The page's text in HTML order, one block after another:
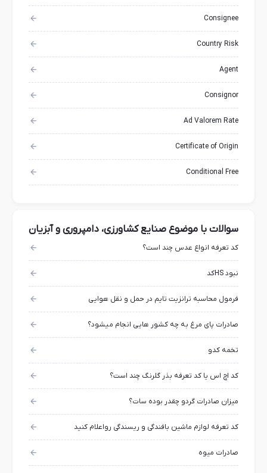
Consignee
Country Risk
Agent
Consignor
Ad Valorem Rate
Certificate of Origin
Conditional Free
سوالات با موضوع صنایع کشاورزی، دامپروری و آبزیان
کد تعرفه انواع عدس چند است؟
نبود HSکد
فرمول محاسبه ترانزیت تایم در حمل و نقل هوایی
صادرات پای مرغ به چه کشور هایی انجام میشود؟
تخمه کدو
کد اچ اس یا کد تعرفه بذر گلرنگ چند است؟
میزان صادرات گردو چقدر بوده سات؟
کد تعرفه لوازم ماشین بافندگی و ریسندگی رواعلام کنید
صادرات میوه